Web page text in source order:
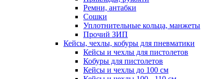
Ремни, антабки
Сошки
Уплотнительные кольца, манжеты
Прочий ЗИП
Кейсы, чехлы, кобуры для пневматики
Кейсы и чехлы для пистолетов
Кобуры для пистолетов
Кейсы и чехлы до 100 см